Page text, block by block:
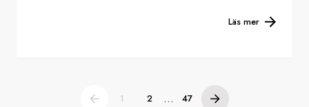
Läs mer
1 2 ... 47